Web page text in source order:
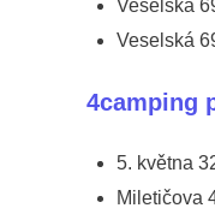
Veselská
Veselská
4camping
5. května
Miletičova